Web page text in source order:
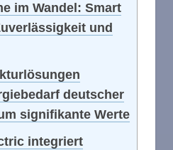
im Wandel: Smart
und
deutscher
signifikante Werte
integriert